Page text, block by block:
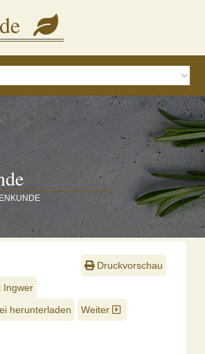
um Inhalte und Anzeigen zu personalisieren.
stimmen Sie dem zu.
Druckvorschau
Ingwer
herunterladen
Weiter